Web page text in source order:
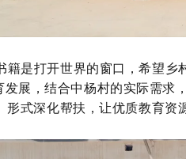
籍是打开世界的窗口，希望乡
展，结合中杨村的实际需求
形式深化帮扶，让优质教育资